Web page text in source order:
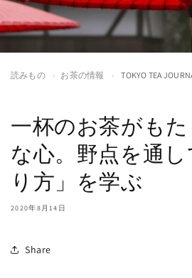
読みもの › お茶の情報 › TOKYO TEA
一杯のお茶がも
な心。野点を通
り方」を学ぶ
2020年8月14日
Share